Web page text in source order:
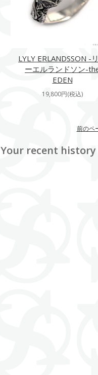
LYLY ERLANDSSON -
ーエルランドソン-
EDEN
19,800円(税込)
前のペ
Your recent history